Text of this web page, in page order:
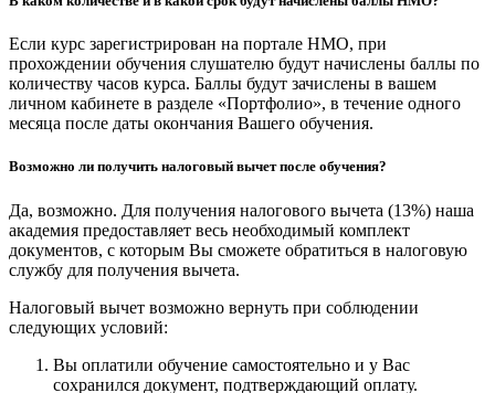
Если курс зарегистрирован на портале НМО, при
прохождении обучения слушателю будут начислены баллы по
количеству часов курса. Баллы будут зачислены в вашем
личном кабинете в разделе «Портфолио», в течение одного
месяца после даты окончания Вашего обучения.
Возможно ли получить налоговый вычет после обучения?
Да, возможно. Для получения налогового вычета (13%) наша
академия предоставляет весь необходимый комплект
документов, с которым Вы сможете обратиться в налоговую
службу для получения вычета.
Налоговый вычет возможно вернуть при соблюдении
следующих условий:
Вы оплатили обучение самостоятельно и у Вас
сохранился документ, подтверждающий оплату.